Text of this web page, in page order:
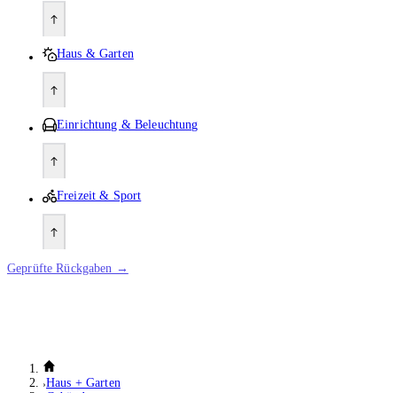
Haus & Garten
Einrichtung & Beleuchtung
Freizeit & Sport
Geprüfte Rückgaben →
Haus + Garten